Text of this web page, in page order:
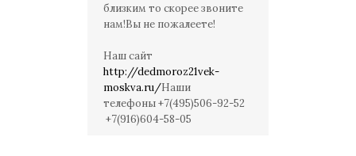
близким то скорее звоните
нам!Вы не пожалеете!
Наш сайт
http://dedmoroz21vek-
moskva.ru/Наши
телефоны +7(495)506-92-52
+7(916)604-58-05